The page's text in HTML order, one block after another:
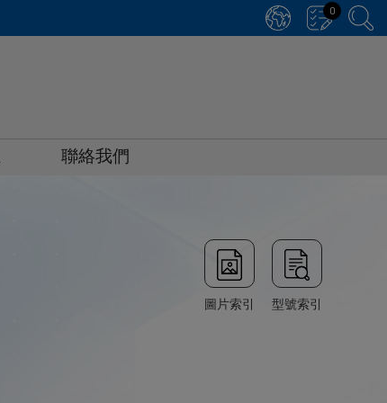
0
聯絡我們
圖片索引 型號索引